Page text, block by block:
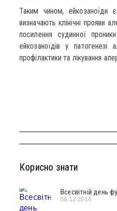
Таким чином, ейкозаноїди
визначають клінічні прояви
посилення судинної
ейкозаноїдів у
профілактики та лікування
Корисно знати
Всесвітній день
08.12.2014